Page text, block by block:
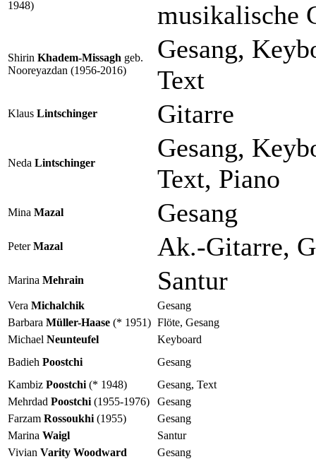
1948) musikalische
Shirin Khadem-Missagh geb.
Nooreyazdan (1956-2016)
Gesang,
Text
Klaus Lintschinger Gitarre
Neda Lintschinger
Gesang,
Text, Piano
Mina Mazal Gesang
PeterMazal Ak.-Gitarre,
Marina Mehrain Santur
Vera Michalchik
Gesang
Barbara Müller-Haase (* 1951) Flöte, Gesang
Michael Neunteufel
Keyboard
Badieh Poostchi
Gesang
Kambiz Poostchi (* 1948)
Gesang, Text
Mehrdad Poostchi (1955-1976)
Gesang
Farzam Rossoukhi (1955)
Gesang
Marina Waigl
Santur
Vivian Varity Woodward
Gesang